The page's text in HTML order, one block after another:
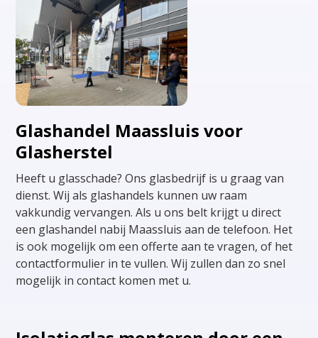
Glashandel Maassluis voor
Glasherstel
Heeft u glasschade? Ons glasbedrijf is u graag van
dienst. Wij als glashandels kunnen uw raam
vakkundig vervangen. Als u ons belt krijgt u direct
een glashandel nabij Maassluis aan de telefoon. Het
is ook mogelijk om een offerte aan te vragen, of het
contactformulier in te vullen. Wij zullen dan zo snel
mogelijk in contact komen met u.